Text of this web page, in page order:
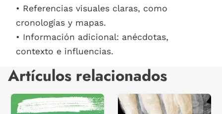
• Referencias visuales claras, como
cronologías y mapas.
• Información adicional: anécdotas,
contexto e influencias.
Artículos relacionados